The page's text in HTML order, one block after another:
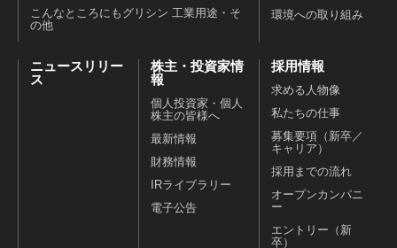
こんなところにもグリシン 工業用途・そ
の他
環境への取り組み
ニュースリリー
ス
株主・投資家情
報
個人投資家・個人
株主の皆様へ
最新情報
財務情報
IRライブラリー
電子公告
採用情報
求める人物像
私たちの仕事
募集要項（新卒／
キャリア）
採用までの流れ
オープンカンパニ
ー
エントリー（新
卒）